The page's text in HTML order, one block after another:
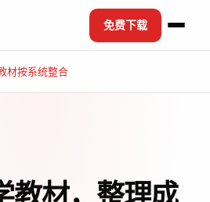
免费下载
材按系统整合
教材，整理成